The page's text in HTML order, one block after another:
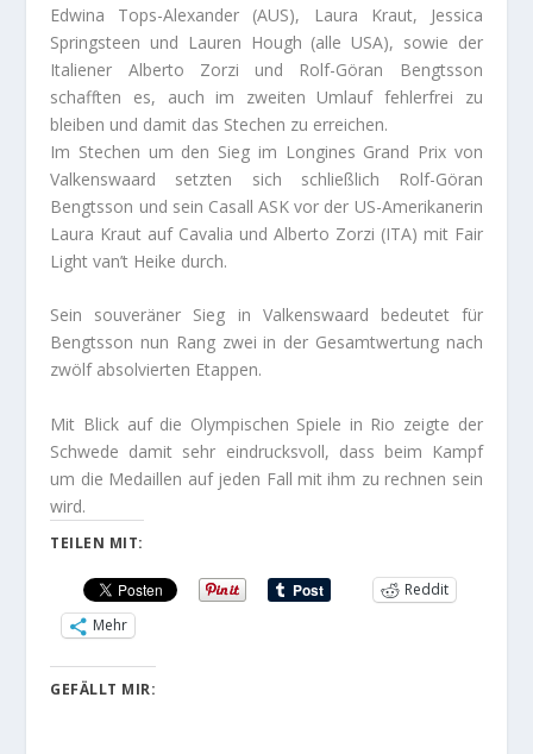
Edwina Tops-Alexander (AUS), Laura Kraut, Jessica
Springsteen und Lauren Hough (alle USA), sowie der
Italiener Alberto Zorzi und Rolf-Göran Bengtsson
schafften es, auch im zweiten Umlauf fehlerfrei zu
bleiben und damit das Stechen zu erreichen.
Im Stechen um den Sieg im Longines Grand Prix von
Valkenswaard setzten sich schließlich Rolf-Göran
Bengtsson und sein Casall ASK vor der US-Amerikanerin
Laura Kraut auf Cavalia und Alberto Zorzi (ITA) mit Fair
Light van’t Heike durch.
Sein souveräner Sieg in Valkenswaard bedeutet für
Bengtsson nun Rang zwei in der Gesamtwertung nach
zwölf absolvierten Etappen.
Mit Blick auf die Olympischen Spiele in Rio zeigte der
Schwede damit sehr eindrucksvoll, dass beim Kampf
um die Medaillen auf jeden Fall mit ihm zu rechnen sein
wird.
TEILEN MIT:
Reddit
Mehr
GEFÄLLT MIR: